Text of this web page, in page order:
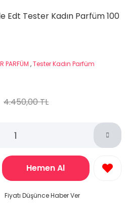
Edt Tester Kadın Parfüm 100
PARFÜM ,Tester Kadın Parfüm
4.450,00 TL
Hemen Al
Fiyatı Düşünce Haber Ver